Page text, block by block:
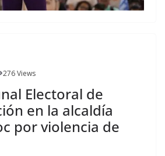
276 Views
Electoral de
en la alcaldía
por violencia de